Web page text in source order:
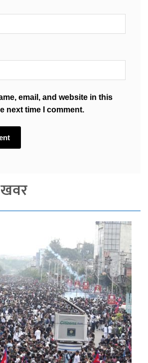
email, and website in this
next time I comment.